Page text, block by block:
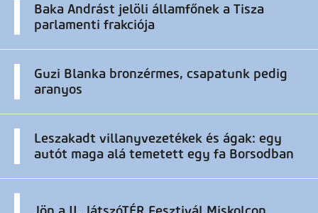
Baka Andrást jelöli államfőnek a Tisza
parlamenti frakciója
Guzi Blanka bronzérmes, csapatunk pedig
aranyos
Leszakadt villanyvezetékek és ágak: egy
autót maga alá temetett egy fa Borsodban